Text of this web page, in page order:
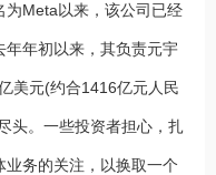
为Meta以来，该公司已经
年初以来，其负责元宇
美元(约合1416亿元人民
头。一些投资者担心，扎
务的关注，以换取一个